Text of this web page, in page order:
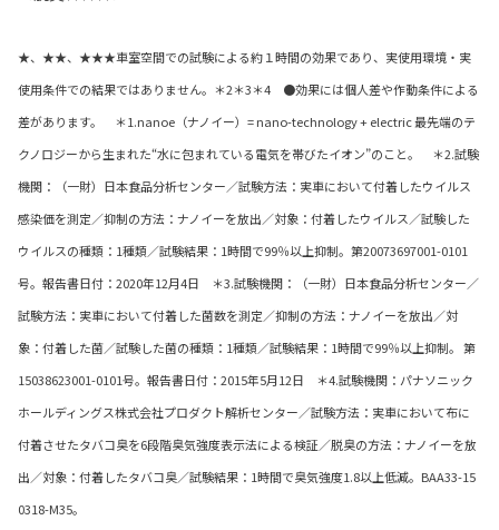
★、★★、★★★車室空間での試験による約１時間の効果であり、実使用環境・実
使用条件での結果ではありません。＊2＊3＊4 ●効果には個人差や作動条件による
差があります。 ＊1.nanoe（ナノイー）= nano-technology + electric 最先端のテ
クノロジーから生まれた“水に包まれている電気を帯びたイオン”のこと。 ＊2.試験
機関：（一財）日本食品分析センター／試験方法：実車において付着したウイルス
感染価を測定／抑制の方法：ナノイーを放出／対象：付着したウイルス／試験した
ウイルスの種類：1種類／試験結果：1時間で99％以上抑制。第20073697001-0101
号。報告書日付：2020年12月4日 ＊3.試験機関：（一財）日本食品分析センター／
試験方法：実車において付着した菌数を測定／抑制の方法：ナノイーを放出／対
象：付着した菌／試験した菌の種類：1種類／試験結果：1時間で99％以上抑制。 第
15038623001-0101号。報告書日付：2015年5月12日 ＊4.試験機関：パナソニック
ホールディングス株式会社プロダクト解析センター／試験方法：実車において布に
付着させたタバコ臭を6段階臭気強度表示法による検証／脱臭の方法：ナノイーを放
出／対象：付着したタバコ臭／試験結果：1時間で臭気強度1.8以上低減。BAA33-15
0318-M35。